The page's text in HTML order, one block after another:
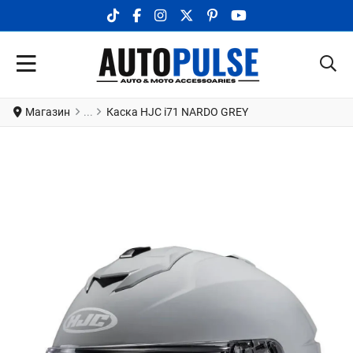
TIKTOK SOCIAL LINK
FACEBOOK SOCIAL LINK
INSTAGRAM SOCIAL LINK
X.COM SOCIAL LINK
PINTEREST SOCIAL LINK
YOUTUBE SOCIAL
Магазин Каска HJC i71 NARDO GREY